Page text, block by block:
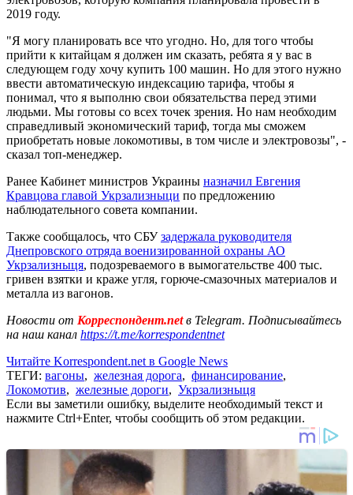
2019 году.
"Я могу планировать все что угодно. Но, для того чтобы
прийти к китайцам я должен им сказать, ребята я у вас в
следующем году хочу купить 100 машин. Но для этого нужно
ввести автоматическую индексацию тарифа, чтобы я
понимал, что я выполню свои обязательства перед этими
людьми. Мы готовы со всех точек зрения. Но нам необходим
справедливый экономический тариф, тогда мы сможем
приобретать новые локомотивы, в том числе и электровозы", -
сказал топ-менеджер.
Ранее Кабинет министров Украины назначил Евгения
Кравцова главой Укрзализныци по предложению
наблюдательного совета компании.
Также сообщалось, что СБУзадержала руководителя
Днепровского отряда военизированной охраны АО
Укрзализныця, подозреваемого в вымогательстве 400 тыс.
гривен взятки и краже угля, горюче-смазочных материалов и
металла из вагонов.
Новости от Корреспондент.netв Telegram. Подписывайтесь
на наш канал https://t.me/korrespondentnet
Читайте Korrespondent.net в Google News
ТЕГИ: вагоны, железная дорога, финансирование,
Локомотив, железные дороги, Укрзализныця
Если вы заметили ошибку, выделите необходимый текст и
нажмите Ctrl+Enter, чтобы сообщить об этом редакции.